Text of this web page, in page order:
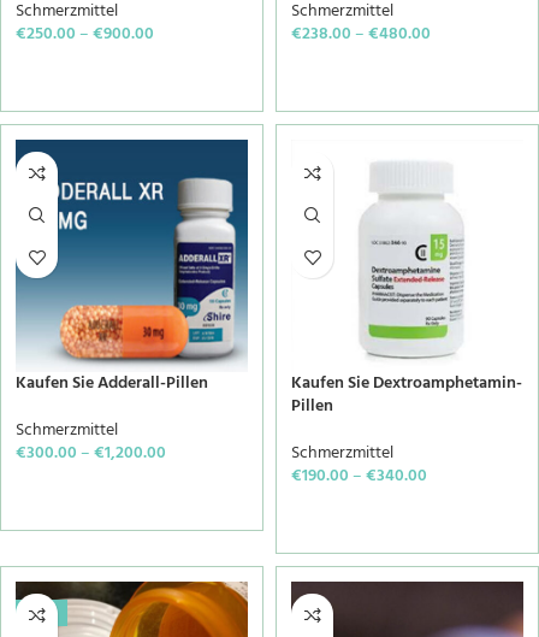
Schmerzmittel
€250.00–€900.00
Schmerzmittel
€238.00–€480.00
Kaufen Sie Adderall-Pillen
Schmerzmittel
€300.00–€1,200.00
Kaufen Sie Dextroamphetamin-
Pillen
Schmerzmittel
€190.00–€340.00
-20%